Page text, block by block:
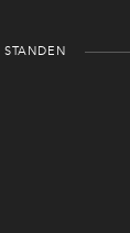
STANDEN